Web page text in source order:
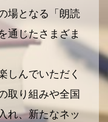
場となる「朗読
通じたさまざま
しんでいただく
取り組みや全国
れ、新たなネッ